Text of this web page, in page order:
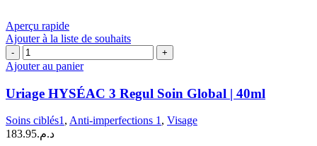
|
40
ML
Aperçu rapide
Ajouter à la liste de souhaits
quantité
de
HYSÉAC
3
Regul
Soin
Global
Ajouter au panier
Uriage HYSÉAC 3 Regul Soin Global | 40ml
Soins ciblés1 , Anti-imperfections 1 , Visage
د.م.183.95